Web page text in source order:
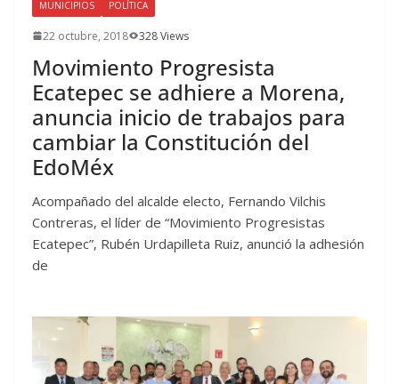
MUNICIPIOS POLÍTICA
22 octubre, 2018 328 Views
Movimiento Progresista
Ecatepec se adhiere a Morena,
anuncia inicio de trabajos para
cambiar la Constitución del
EdoMéx
Acompañado del alcalde electo, Fernando Vilchis
Contreras, el líder de “Movimiento Progresistas
Ecatepec”, Rubén Urdapilleta Ruiz, anunció la adhesión
de